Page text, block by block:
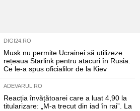
DIGI24.RO
Musk nu permite Ucrainei să utilizeze
rețeaua Starlink pentru atacuri în Rusia.
Ce le-a spus oficialilor de la Kiev
ADEVARUL.RO
Reacția învățătoarei care a luat 4,90 la
titularizare: „M-a trecut din iad în rai”. La